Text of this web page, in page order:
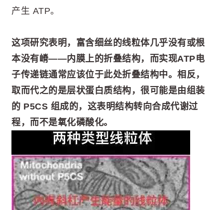
产生 ATP。
这项研究表明，富含细丝的线粒体几乎没有或根
本没有嵴——内膜上的折叠结构，而实现ATP电
子传递链通常应该位于此处折叠结构中。相反，
取而代之的是层状蛋白质结构，很可能是由组装
的 P5CS 组成的，这表明结构转向合成代谢过
程，而不是氧化磷酸化。